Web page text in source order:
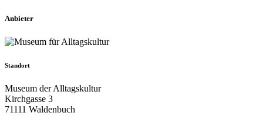
Anbieter
Standort
Museum der Alltagskultur
Kirchgasse 3
71111 Waldenbuch